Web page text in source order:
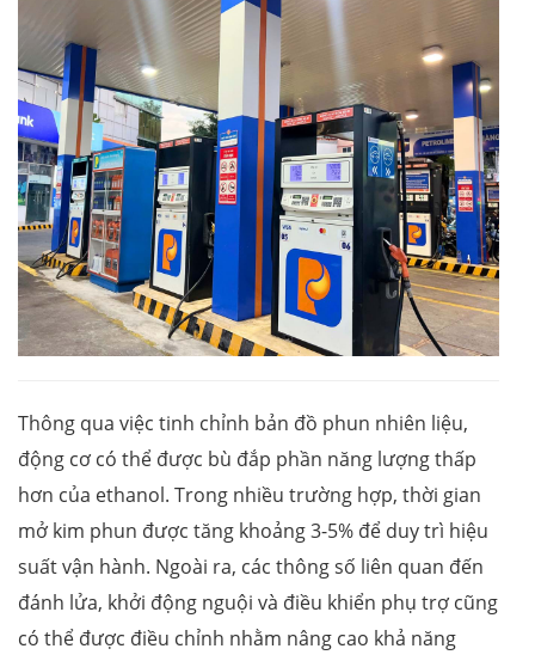
Thông qua việc tinh chỉnh bản đồ phun nhiên liệu,
động cơ có thể được bù đắp phần năng lượng thấp
hơn của ethanol. Trong nhiều trường hợp, thời gian
mở kim phun được tăng khoảng 3-5% để duy trì hiệu
suất vận hành. Ngoài ra, các thông số liên quan đến
đánh lửa, khởi động nguội và điều khiển phụ trợ cũng
có thể được điều chỉnh nhằm nâng cao khả năng